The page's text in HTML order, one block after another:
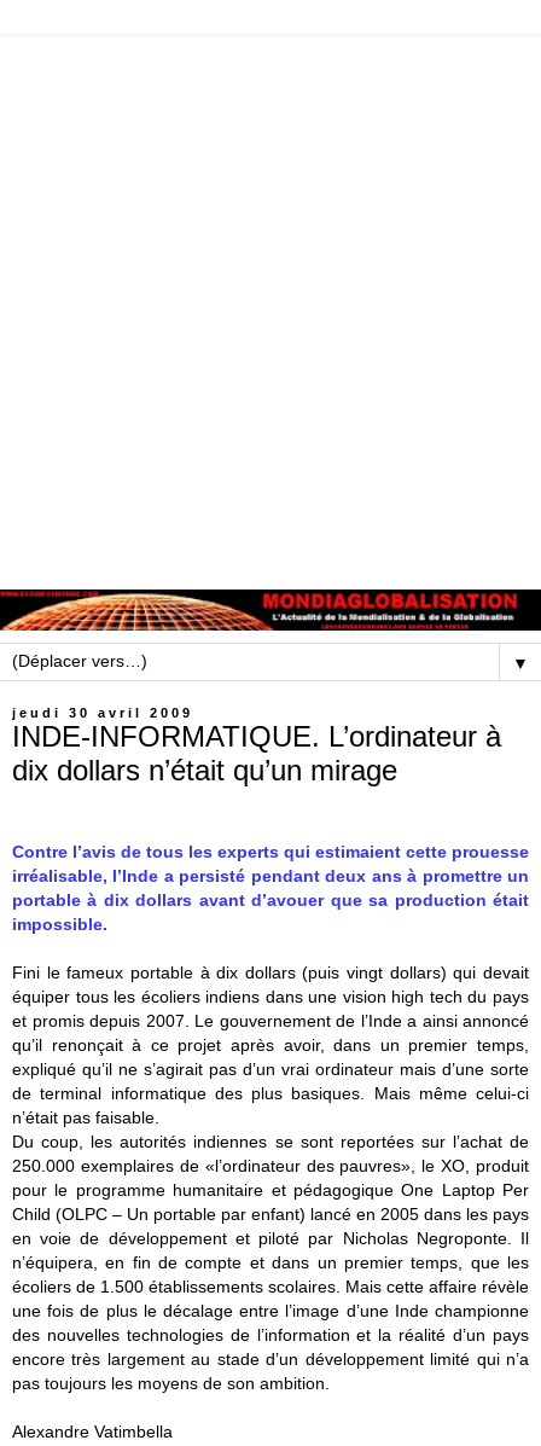
▼
jeudi 30 avril 2009
INDE-INFORMATIQUE. L’ordinateur à
dix dollars n’était qu’un mirage
Contre l’avis de tous les experts qui estimaient cette prouesse
irréalisable, l’Inde a persisté pendant deux ans à promettre un
portable à dix dollars avant d’avouer que sa production était
impossible.
Fini le fameux portable à dix dollars (puis vingt dollars) qui devait
équiper tous les écoliers indiens dans une vision high tech du pays
et promis depuis 2007. Le gouvernement de l’Inde a ainsi annoncé
qu’il renonçait à ce projet après avoir, dans un premier temps,
expliqué qu’il ne s’agirait pas d’un vrai ordinateur mais d’une sorte
de terminal informatique des plus basiques. Mais même celui-ci
n’était pas faisable.
Du coup, les autorités indiennes se sont reportées sur l’achat de
250.000 exemplaires de «l’ordinateur des pauvres», le XO, produit
pour le programme humanitaire et pédagogique One Laptop Per
Child (OLPC – Un portable par enfant) lancé en 2005 dans les pays
en voie de développement et piloté par Nicholas Negroponte. Il
n’équipera, en fin de compte et dans un premier temps, que les
écoliers de 1.500 établissements scolaires. Mais cette affaire révèle
une fois de plus le décalage entre l’image d’une Inde championne
des nouvelles technologies de l’information et la réalité d’un pays
encore très largement au stade d’un développement limité qui n’a
pas toujours les moyens de son ambition.
Alexandre Vatimbella